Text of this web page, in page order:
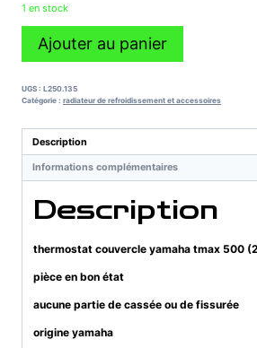
1 en stock
quantité
couvercle
yamaha
500
(2001
Ajouter au panier
UGS : L250.135
Catégorie : radiateur de refroidissement et accessoires
Description
Informations complémentaires
Description
thermostat couvercle yamaha tmax 500
pièce en bon état
aucune partie de cassée ou de fissurée
origine yamaha